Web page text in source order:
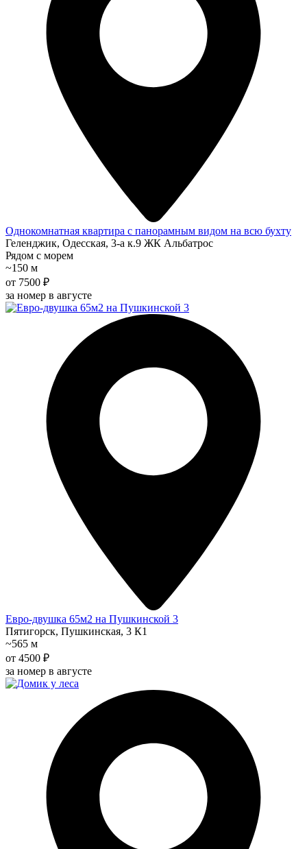
Однокомнатная квартира с панорамным видом на всю бухту
Геленджик, Одесская, 3-а к.9 ЖК Альбатрос
Рядом с морем
~150 м
от 7500 ₽
за номер в августе
Евро-двушка 65м2 на Пушкинской 3
Пятигорск, Пушкинская, 3 К1
~565 м
от 4500 ₽
за номер в августе